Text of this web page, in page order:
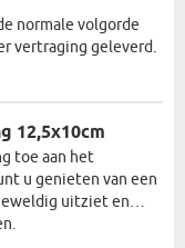
normale volgorde
vertraging geleverd.
12,5x10cm
toe aan het
u genieten van een
uitziet en